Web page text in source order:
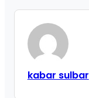
kabar sulbar